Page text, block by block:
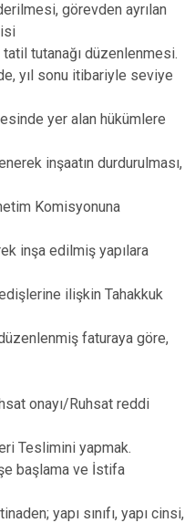
görevden ayrılan
tutanağı düzenlenmesi.
yıl sonu itibariyle seviye
yer alan hükümlere
inşaatın durdurulması,
Komisyonuna
inşa edilmiş yapılara
ilişkin Tahakkuk
faturaya göre,
onayı/Ruhsat reddi
Teslimini yapmak.
başlama ve İstifa
yapı sınıfı, yapı cinsi,